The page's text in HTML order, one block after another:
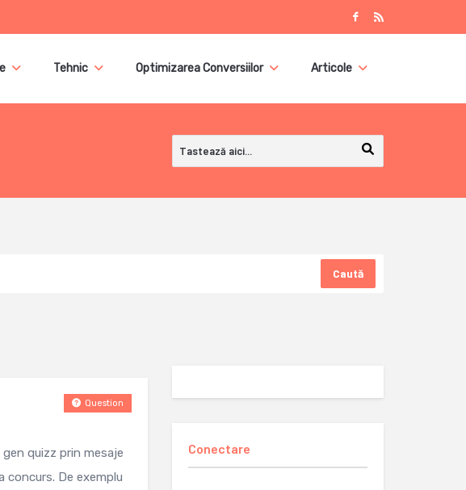
Tehnic Optimizarea Conversiilor Articole
Caută
Question
quizz prin mesaje
concurs. De exemplu
Conectare